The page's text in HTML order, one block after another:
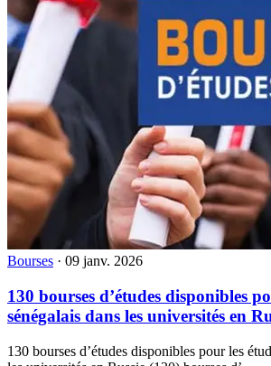
Bourses · 09 janv. 2026
130 bourses d’études disponibles
sénégalais dans les universités en
130 bourses d’études disponibles pour les